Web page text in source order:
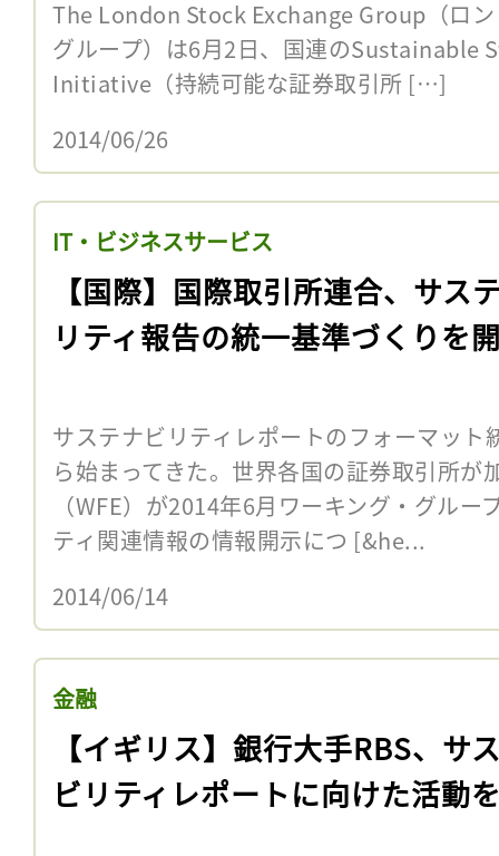
The London Stock Exchange Group（ロ
グループ）は6月2日、国連のSustainable
Initiative（持続可能な証券取引所 […]
2014/06/26
IT・ビジネスサービス
【国際】国際取引所連合、サス
リティ報告の統一基準づくりを
サステナビリティレポートのフォーマット
ら始まってきた。世界各国の証券取引所が
（WFE）が2014年6月ワーキング・グル
ティ関連情報の情報開示につ [&he...
2014/06/14
金融
【イギリス】銀行大手RBS、サ
ビリティレポートに向けた活動